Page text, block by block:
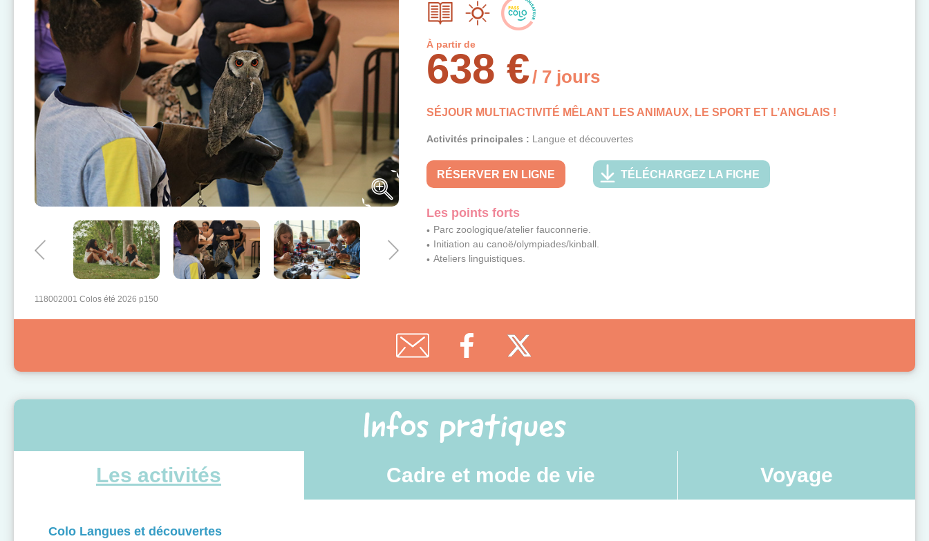
118002001 Colos été 2026 p150
À partir de
638 €/ 7 jours
SÉJOUR MULTIACTIVITÉ MÊLANT LES ANIMAUX, LE SPORT ET L’ANGLAIS !
Activités principales : Langue et découvertes
RÉSERVER EN LIGNE TÉLÉCHARGEZ LA FICHE
Les points forts
Parc zoologique/atelier fauconnerie.
Initiation au canoë/olympiades/kinball.
Ateliers linguistiques.
Infos pratiques
Les activités Cadre et mode de vie Voyage
Colo Langues et découvertes